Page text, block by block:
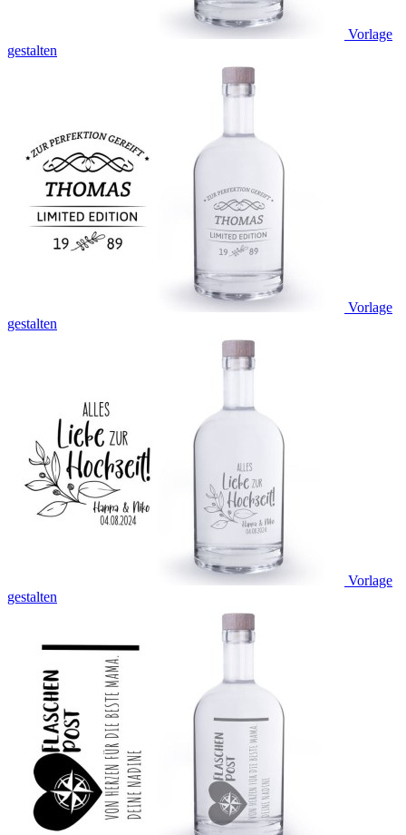
Vorlage
gestalten
Vorlage
gestalten
Vorlage
gestalten